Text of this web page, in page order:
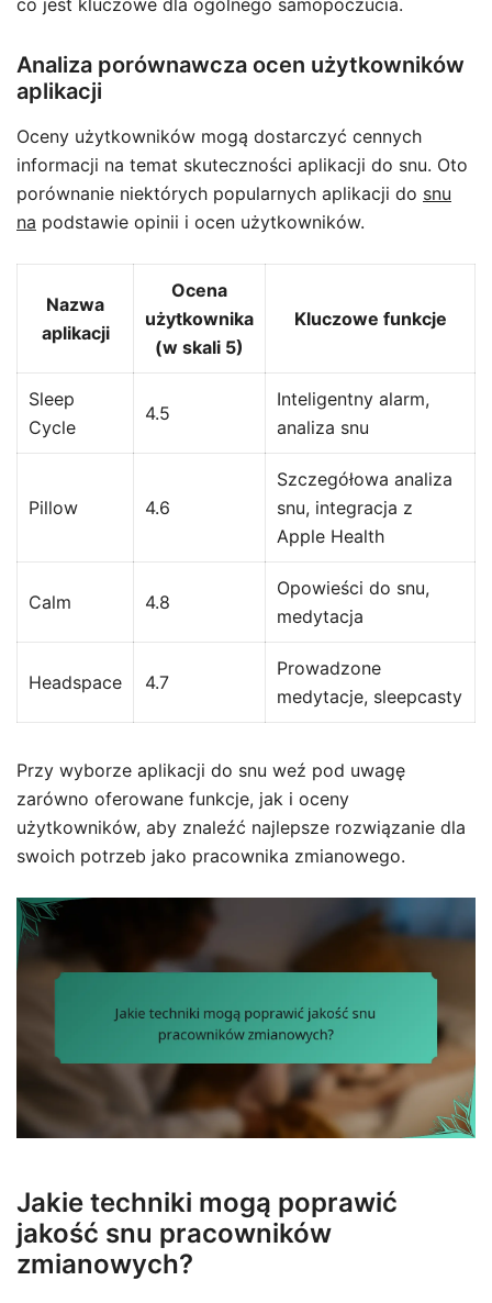
Analiza porównawcza ocen użytkowników
aplikacji
Oceny użytkowników mogą dostarczyć cennych
informacji na temat skuteczności aplikacji do snu. Oto
porównanie niektórych popularnych aplikacji do snu
na podstawie opinii i ocen użytkowników.
Nazwa
aplikacji
Ocena
użytkownika
(w skali 5)
Kluczowe funkcje
Sleep
Cycle
4.5
Inteligentny alarm,
analiza snu
Pillow 4.6
Szczegółowa analiza
snu, integracja z
Apple Health
Calm 4.8
Opowieści do snu,
medytacja
Headspace 4.7
Prowadzone
medytacje, sleepcasty
Przy wyborze aplikacji do snu weź pod uwagę
zarówno oferowane funkcje, jak i oceny
użytkowników, aby znaleźć najlepsze rozwiązanie dla
swoich potrzeb jako pracownika zmianowego.
Jakie techniki mogą poprawić
jakość snu pracowników
zmianowych?